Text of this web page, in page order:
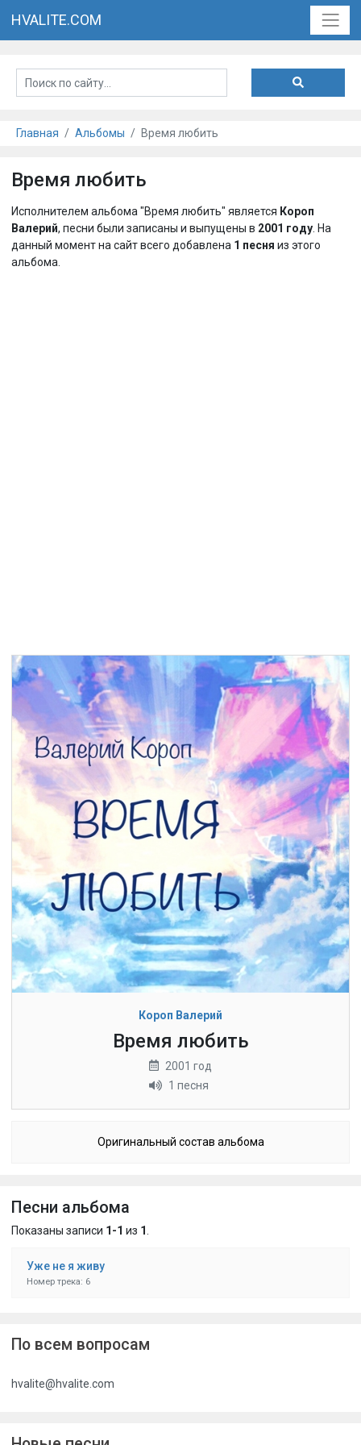
HVALITE.COM
Главная Альбомы Время любить
Время любить
Исполнителем альбома "Время любить" является Короп
Валерий, песни были записаны и выпущены в 2001 году . На
данный момент на сайт всего добавлена 1 песня из этого
альбома.
Короп Валерий
Время любить
2001 год
1 песня
Оригинальный состав альбома
Песни альбома
Показаны записи 1-1 из 1
Уже не я живу
Номер трека: 6
По всем вопросам
hvalite@hvalite.com